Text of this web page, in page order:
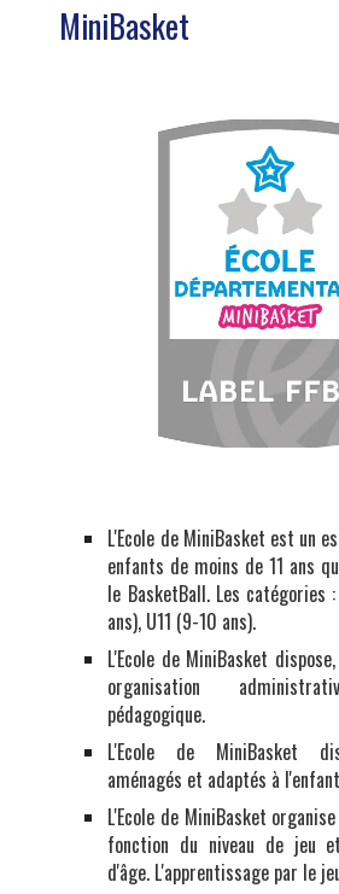
MiniBasket
L'Ecole de MiniBasket est un
enfants de moins de 11 ans
le BasketBall. Les catégories
ans), U11 (9-10 ans).
L'Ecole de MiniBasket
organisation
pédagogique.
L'Ecole de MiniBasket
aménagés et adaptés à
L'Ecole de MiniBasket
fonction du niveau de jeu
d'âge. L'apprentissage par le